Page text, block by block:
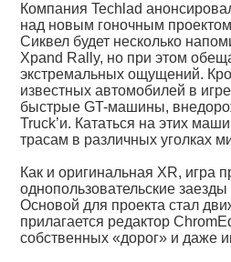
Компания Techlad
над новым гоночным
Сиквел будет несколько
Xpand Rally, но при этом
экстремальных ощущений.
известных автомобилей в
быстрые GT-машины,
Truck’и. Кататься на этих
трасам в различных уголках
Как и оригинальная XR, игра
однопользовательские
Основой для проекта стал
прилагается редактор
собственных «дорог» и даже